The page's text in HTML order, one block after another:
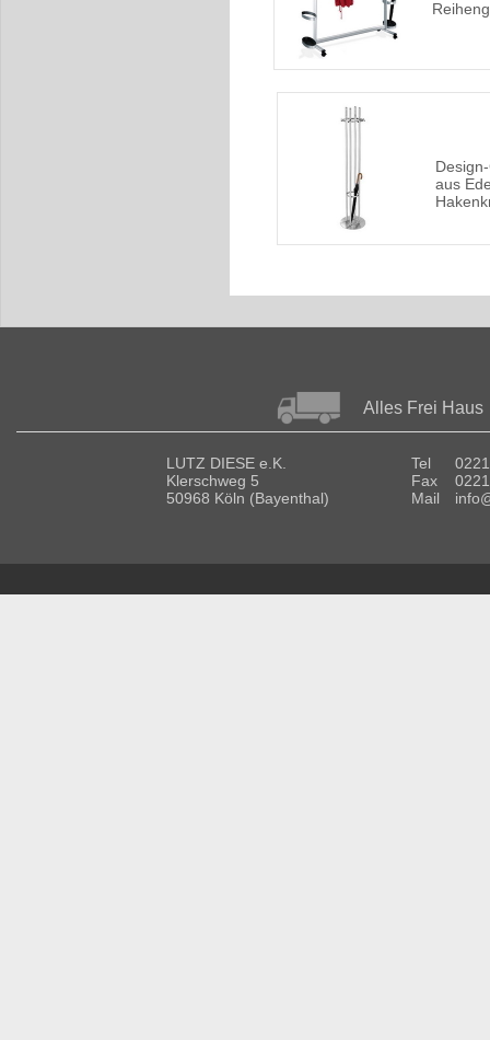
aus
Alles Frei Haus
LUTZ DIESE e.K.
Klerschweg 5
50968 Köln (Bayenthal)
Tel
Fax
Mail